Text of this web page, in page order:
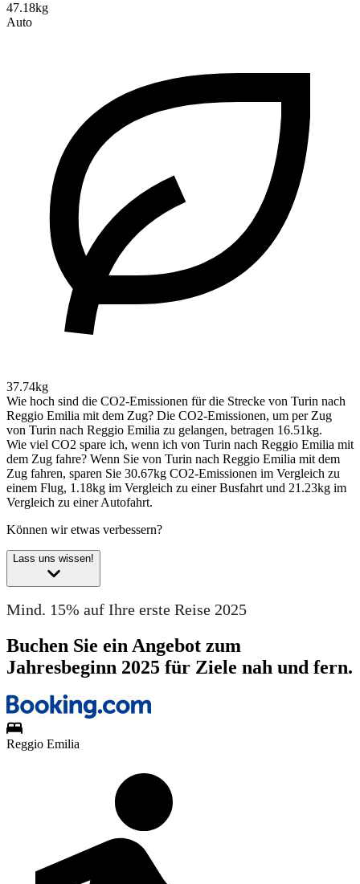
47.18kg
Auto
37.74kg
Wie hoch sind die CO2-Emissionen für die Strecke von Turin nach
Reggio Emilia mit dem Zug? Die CO2-Emissionen, um per Zug
von Turin nach Reggio Emilia zu gelangen, betragen 16.51kg.
Wie viel CO2 spare ich, wenn ich von Turin nach Reggio Emilia mit
dem Zug fahre? Wenn Sie von Turin nach Reggio Emilia mit dem
Zug fahren, sparen Sie 30.67kg CO2-Emissionen im Vergleich zu
einem Flug, 1.18kg im Vergleich zu einer Busfahrt und 21.23kg im
Vergleich zu einer Autofahrt.
Können wir etwas verbessern?
Lass uns wissen!
Mind. 15% auf Ihre erste Reise 2025
Buchen Sie ein Angebot zum
Jahresbeginn 2025 für Ziele nah und fern.
Reggio Emilia